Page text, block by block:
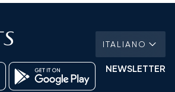
ITALIANO
NEWSLETTER